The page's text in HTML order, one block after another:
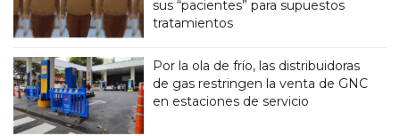
sus “pacientes” para supuestos
tratamientos
Por la ola de frío, las distribuidoras
de gas restringen la venta de GNC
en estaciones de servicio